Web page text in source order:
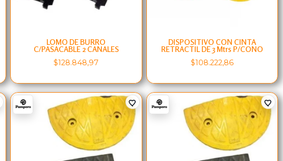
LOMO DE BURRO
C/PASACABLE 2 CANALES
$128.848,97
DISPOSITIVO CON CINTA
RETRACTIL DE 3 Mtrs P/CONO
$108.222,86